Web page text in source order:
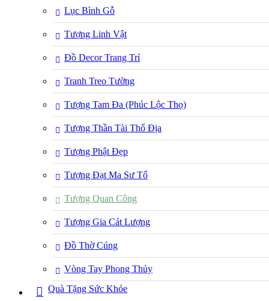
Lục Bình Gỗ
Tượng Linh Vật
Đồ Decor Trang Trí
Tranh Treo Tường
Tượng Tam Đa (Phúc Lộc Thọ)
Tượng Thần Tài Thổ Địa
Tượng Phật Đẹp
Tượng Đạt Ma Sư Tổ
Tượng Quan Công
Tượng Gia Cát Lượng
Đồ Thờ Cúng
Vòng Tay Phong Thủy
Quà Tặng Sức Khỏe